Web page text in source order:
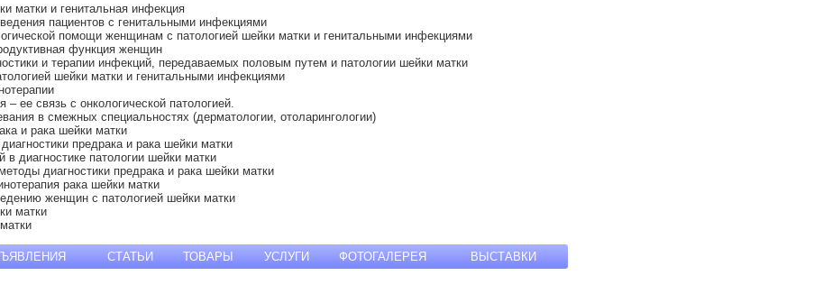
матки и генитальная инфекция
пациентов c генитальными инфекциями
помощи женщинам с патологией шейки матки и генитальными инфекциями
функция женщин
и терапии инфекций, передаваемых половым путем и патологии шейки матки
шейки матки и генитальными инфекциями
ее связь с онкологической патологией.
в смежных специальностях (дерматологии, отоларингологии)
и рака шейки матки
предрака и рака шейки матки
диагностике патологии шейки матки
диагностики предрака и рака шейки матки
рака шейки матки
женщин с патологией шейки матки
матки
СТАТЬИ ТОВАРЫ УСЛУГИ ФОТОГАЛЕРЕЯ ВЫСТАВКИ